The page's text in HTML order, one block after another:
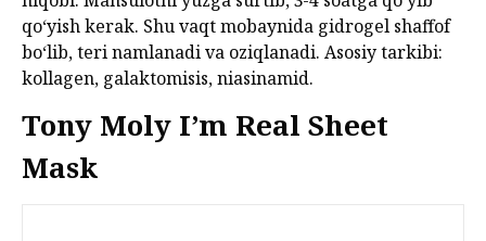
qo‘yish kerak. Shu vaqt mobaynida gidrogel shaffof
bo‘lib, teri namlanadi va oziqlanadi. Asosiy tarkibi:
kollagen, galaktomisis, niasinamid.
Tony Moly I’m Real Sheet
Mask